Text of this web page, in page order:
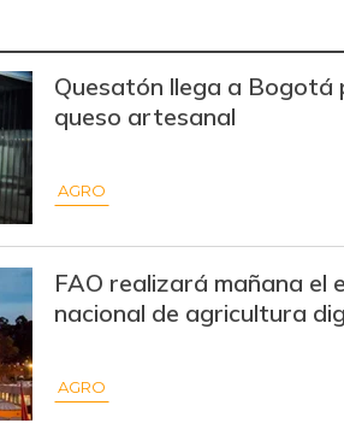
$ 2.775,00 +$ 25,00
$ 1.750,00
$ 38.000,00 -$ 2.000,00
$ 101,00 -$ 10,00
$ 7.350,00
Quesatón llega a Bogotá
queso artesanal
AGRO
FAO realizará mañana el
nacional de agricultura
AGRO